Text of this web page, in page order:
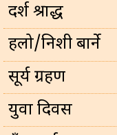
दर्श श्राद्ध
हलो/निशी बार्ने
सूर्य ग्रहण
युवा दिवस